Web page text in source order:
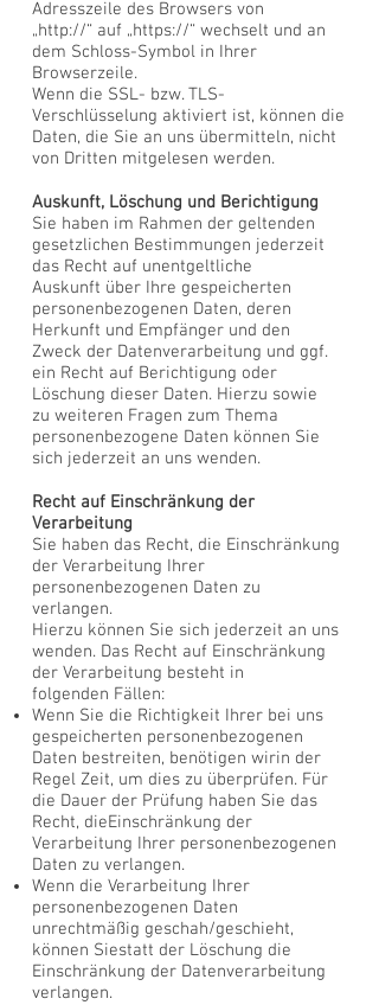
Adresszeile des Browsers von
„http://“ auf „https://“ wechselt und an
dem Schloss-Symbol in Ihrer
Browserzeile.
Wenn die SSL- bzw. TLS-
Verschlüsselung aktiviert ist, können die
Daten, die Sie an uns übermitteln, nicht
von Dritten mitgelesen werden.
Auskunft, Löschung und Berichtigung
Sie haben im Rahmen der geltenden
gesetzlichen Bestimmungen jederzeit
das Recht auf unentgeltliche
Auskunft über Ihre gespeicherten
personenbezogenen Daten, deren
Herkunft und Empfänger und den
Zweck der Datenverarbeitung und ggf.
ein Recht auf Berichtigung oder
Löschung dieser Daten. Hierzu sowie
zu weiteren Fragen zum Thema
personenbezogene Daten können Sie
sich jederzeit an uns wenden.
Recht auf Einschränkung der
Verarbeitung
Sie haben das Recht, die Einschränkung
der Verarbeitung Ihrer
personenbezogenen Daten zu
verlangen.
Hierzu können Sie sich jederzeit an uns
wenden. Das Recht auf Einschränkung
der Verarbeitung besteht in
folgenden Fällen:
Wenn Sie die Richtigkeit Ihrer bei uns
gespeicherten personenbezogenen
Daten bestreiten, benötigen wirin der
Regel Zeit, um dies zu überprüfen. Für
die Dauer der Prüfung haben Sie das
Recht, dieEinschränkung der
Verarbeitung Ihrer personenbezogenen
Daten zu verlangen.
Wenn die Verarbeitung Ihrer
personenbezogenen Daten
unrechtmäßig geschah/geschieht,
können Siestatt der Löschung die
Einschränkung der Datenverarbeitung
verlangen.